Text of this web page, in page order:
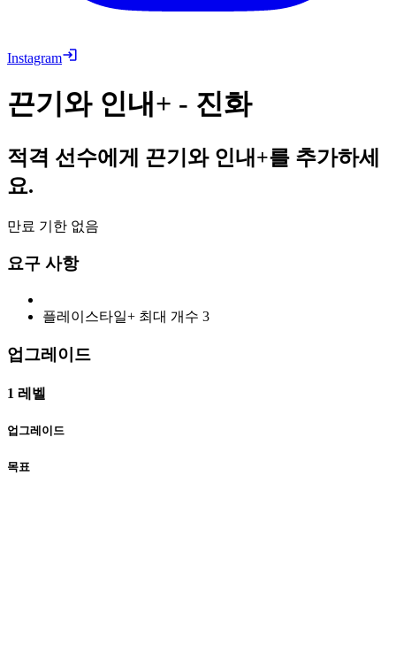
Instagram
끈기와 인내+ - 진화
적격 선수에게 끈기와 인내+를 추가하세
요.
만료 기한 없음
요구 사항
플레이스타일+ 최대 개수 3
업그레이드
1 레벨
업그레이드
목표